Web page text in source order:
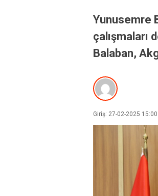
Yunusemre
çalışmaları
Balaban,
Giriş: 27-02-2025 15:00